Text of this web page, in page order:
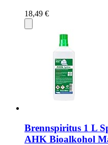
18,49 €
Brennspiritus 1 L
AHK Bioalkohol